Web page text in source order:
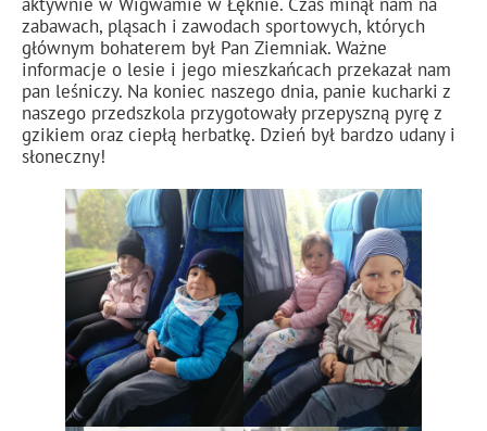
zabawach, pląsach i zawodach sportowych, których
głównym bohaterem był Pan Ziemniak. Ważne
informacje o lesie i jego mieszkańcach przekazał nam
pan leśniczy. Na koniec naszego dnia, panie kucharki z
naszego przedszkola przygotowały przepyszną pyrę z
gzikiem oraz ciepłą herbatkę. Dzień był bardzo udany i
słoneczny!